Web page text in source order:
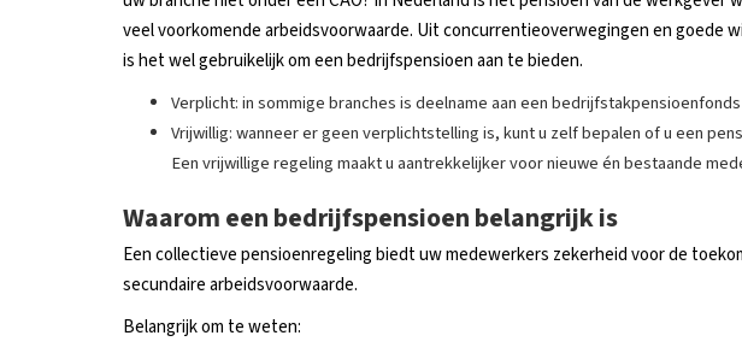
veel voorkomende arbeidsvoorwaarde. Uit concurrentieoverwegingen en goede
is het wel gebruikelijk om een bedrijfspensioen aan te bieden.
Verplicht: in sommige branches is deelname aan een
Vrijwillig: wanneer er geen verplichtstelling is, kunt u zelf bepalen of u een
Een vrijwillige regeling maakt u aantrekkelijker voor nieuwe én bestaande
Waarom een bedrijfspensioen belangrijk is
Een collectieve pensioenregeling biedt uw medewerkers zekerheid voor de
secundaire arbeidsvoorwaarde.
Belangrijk om te weten: